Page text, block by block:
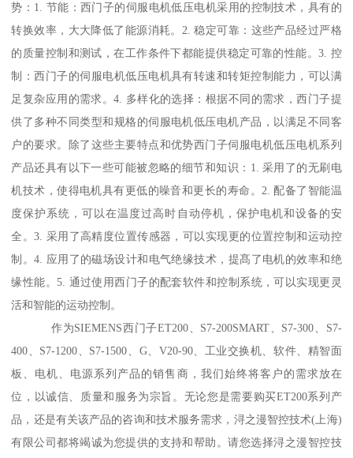
势：1. 节能：西门子的伺服电机低压电机采用的控制技术，具有的
转换效率，大大降低了能源消耗。2. 稳定可靠：这些产品经过严格
的质量控制和测试，在工作条件下都能提供稳定可靠的性能。3. 控
制：西门子的伺服电机低压电机具有转速和转矩控制能力，可以满
足复杂应用的需求。4. 多样化的选择：根据不同的需求，西门子提
供了多种不同类型和规格的伺服电机低压电机产品，以满足不同客
户的要求。除了这些主要特点和优势西门子伺服电机低压电机系列
产品还具有以下一些可能被忽略的细节和知识：1. 采用了的无刷电
机技术，使得电机具有更低的噪音和更长的寿命。2. 配备了智能温
度保护系统，可以在温度过高时自动停机，保护电机和设备的安
全。3. 采用了高精度位置传感器，可以实现更的位置控制和运动控
制。4. 应用了的磁场设计和电气绝缘技术，提髙了电机的效率和绝
缘性能。5. 通过使用西门子的配套软件和控制系统，可以实现更灵
活和智能的运动控制。
作为SIEMENS西门子ET200、S7-200SMART、S7-300、S7-
400、S7-1200、S7-1500、G、V20-90、工业交换机、软件、精智面
板、电机、电源系列产品的销售商，我们始终将客户的需求放在
位，以诚信、质量和服务为宗旨。无论您是需要购买ET200系列产
品，还是有关该产品的咨询和技术服务需求，浔之漫智控技术(上海)
有限公司都将竭诚为您提供的支持和帮助。请您选择浔之漫智控技